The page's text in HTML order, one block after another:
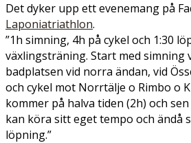
Det dyker upp ett evenemang på
Laponiatriathlon.
”1h simning, 4h på cykel och 1:30
växlingsträning. Start med simning
badplatsen vid norra ändan, vid
och cykel mot Norrtälje o Rimbo o
kommer på halva tiden (2h) och
kan köra sitt eget tempo och ändå
löpning.”